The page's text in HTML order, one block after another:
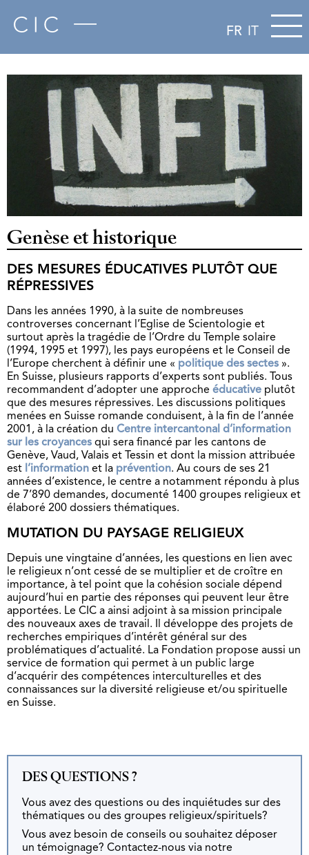
FR IT
Genèse et historique
DES MESURES ÉDUCATIVES PLUTÔT QUE
RÉPRESSIVES
Dans les années 1990, à la suite de nombreuses
controverses concernant l’Eglise de Scientologie et
surtout après la tragédie de l’Ordre du Temple solaire
(1994, 1995 et 1997), les pays européens et le Conseil de
l’Europe cherchent à définir une « politique des sectes ».
En Suisse, plusieurs rapports d’experts sont publiés. Tous
recommandent d’adopter une approche éducative plutôt
que des mesures répressives. Les discussions politiques
menées en Suisse romande conduisent, à la fin de l’année
2001, à la création du Centre intercantonal d’information
sur les croyances qui sera financé par les cantons de
Genève, Vaud, Valais et Tessin et dont la mission attribuée
est l’information et la prévention. Au cours de ses 21
années d’existence, le centre a notamment répondu à plus
de 7’890 demandes, documenté 1400 groupes religieux et
élaboré 200 dossiers thématiques.
MUTATION DU PAYSAGE RELIGIEUX
Depuis une vingtaine d’années, les questions en lien avec
le religieux n’ont cessé de se multiplier et de croître en
importance, à tel point que la cohésion sociale dépend
aujourd’hui en partie des réponses qui peuvent leur être
apportées. Le CIC a ainsi adjoint à sa mission principale
des nouveaux axes de travail. Il développe des projets de
recherches empiriques d’intérêt général sur des
problématiques d’actualité. La Fondation propose aussi un
service de formation qui permet à un public large
d’acquérir des compétences interculturelles et des
connaissances sur la diversité religieuse et/ou spirituelle
en Suisse.
DES QUESTIONS ?
Vous avez des questions ou des inquiétudes sur des
thématiques ou des groupes religieux/spirituels?
Vous avez besoin de conseils ou souhaitez déposer
un témoignage? Contactez-nous via notre